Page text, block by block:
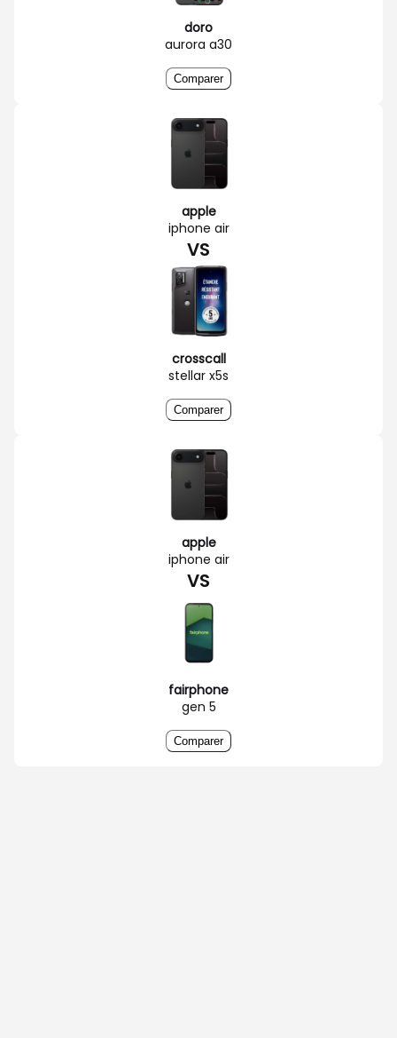
doro
aurora a30
Comparer
apple
iphone air
VS
crosscall
stellar x5s
Comparer
apple
iphone air
VS
fairphone
gen 5
Comparer